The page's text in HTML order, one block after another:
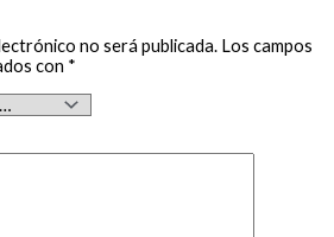
no será publicada. Los campos
con *